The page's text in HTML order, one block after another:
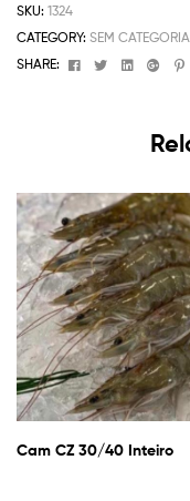
SKU: 1324
CATEGORY: SEM CATEGORIA
SHARE:
FacebookTwitterLinkedin
Cam CZ 30/40 Inteiro